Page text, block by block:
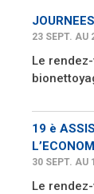
23 SEPT. AU
Le
19 è
30 SEPT. AU
Le